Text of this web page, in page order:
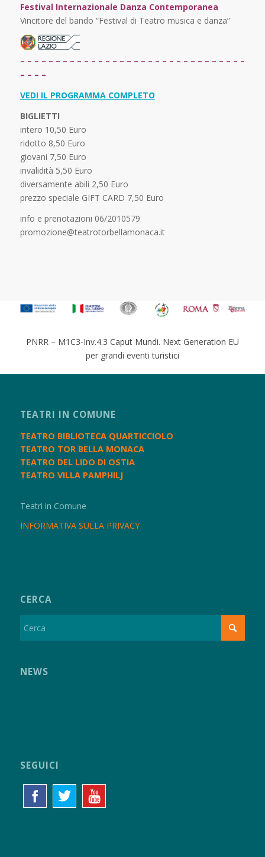
Festival Internazionale Danza Contemporanea
Vincitore del bando “Festival di Teatro musica e danza”
– – – – – – – – – – – – – – – – – – – – – – – – – – – – – – – –
– – – –
VEDI IL PROGRAMMA COMPLETO
BIGLIETTI
intero 10,50 Euro
ridotto 8,50 Euro
giovani 7,50 Euro
invalidità 5,50 Euro
diversamente abili 2,50 Euro
prezzo speciale GIFT CARD 7,50 Euro
info e prenotazioni 06/2010579
promozione@teatrotorbellamonaca.it
PNRR – M1C3-Inv.4.3 Caput Mundi. Next Generation EU
per grandi eventi turistici
TEATRI IN COMUNE
TEATRO BIBLIOTECA QUARTICCIOLO
TEATRO TOR BELLA MONACA
TEATRO DEL LIDO DI OSTIA
TEATRO VILLA PAMPHILJ
Teatri in Comune
INFORMATIVA SULLA PRIVACY
CERCA
NEWS
SEGUICI